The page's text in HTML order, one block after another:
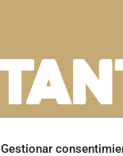
Gestionar